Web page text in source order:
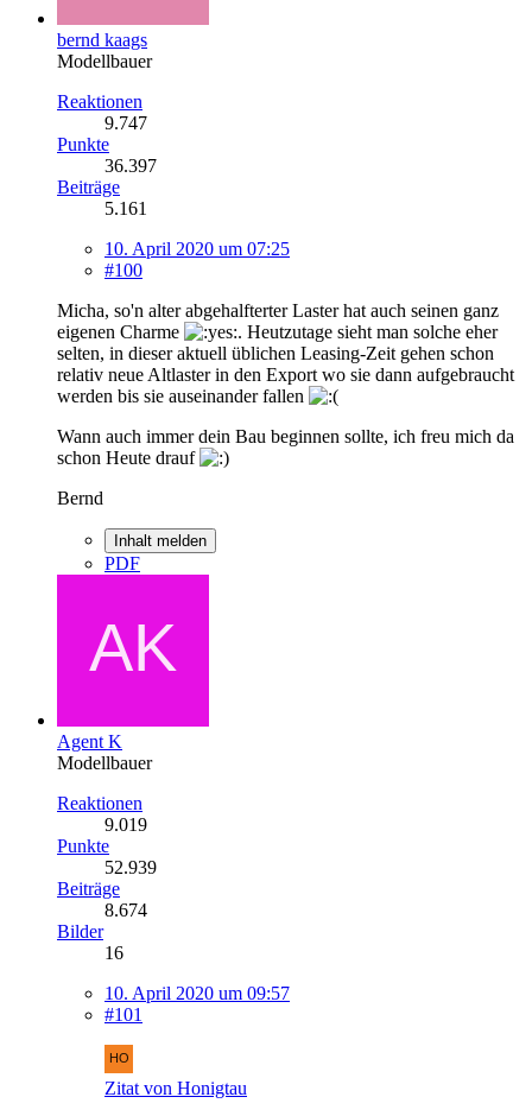
bernd kaags
Modellbauer
Reaktionen
9.747
Punkte
36.397
Beiträge
5.161
10. April 2020 um 07:25
#100
Micha, so'n alter abgehalfterter Laster hat auch seinen ganz
eigenen Charme
. Heutzutage sieht man solche eher
selten, in dieser aktuell üblichen Leasing-Zeit gehen schon
relativ neue Altlaster in den Export wo sie dann aufgebraucht
werden bis sie auseinander fallen
Wann auch immer dein Bau beginnen sollte, ich freu mich da
schon Heute drauf
Bernd
Inhalt melden
PDF
Agent K
Modellbauer
Reaktionen
9.019
Punkte
52.939
Beiträge
8.674
Bilder
16
10. April 2020 um 09:57
#101
Zitat von Honigtau